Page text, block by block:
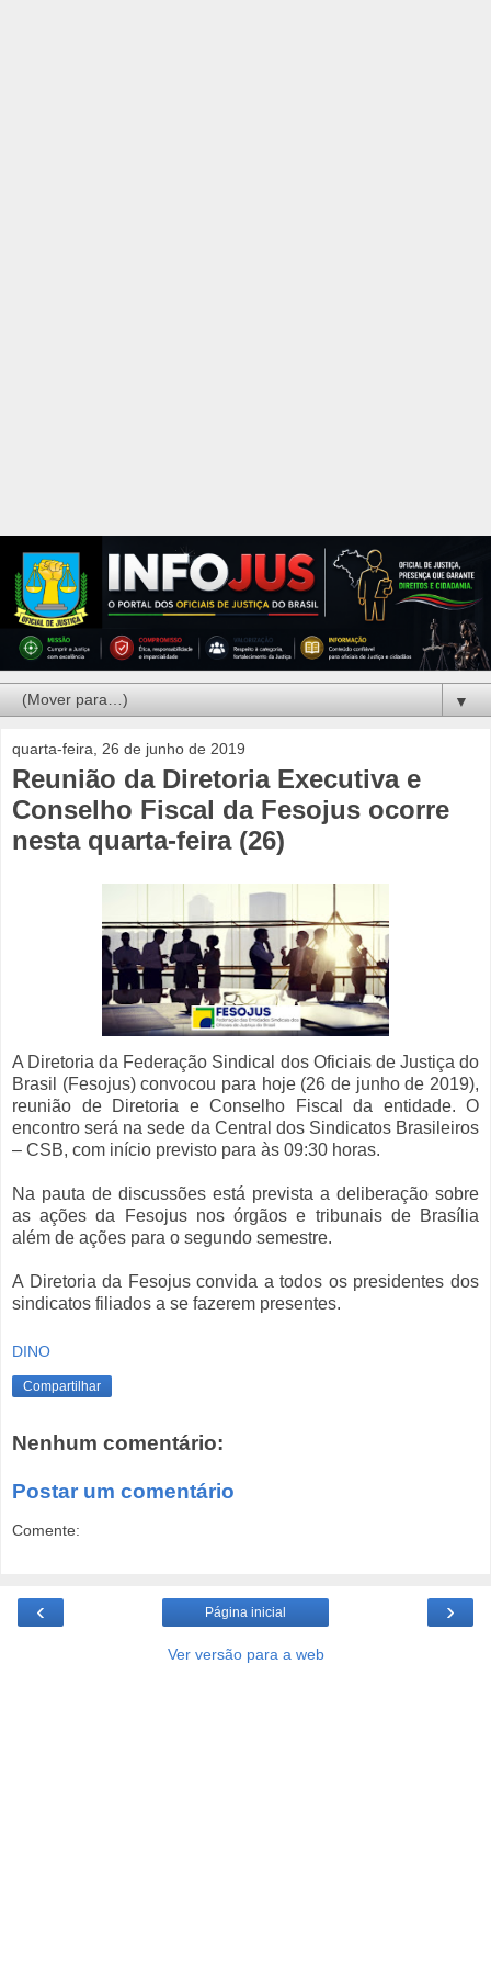
▼
quarta-feira, 26 de junho de 2019
Reunião da Diretoria Executiva e
Conselho Fiscal da Fesojus ocorre
nesta quarta-feira (26)
A Diretoria da Federação Sindical dos Oficiais de Justiça do
Brasil (Fesojus) convocou para hoje (26 de junho de 2019),
reunião de Diretoria e Conselho Fiscal da entidade. O
encontro será na sede da Central dos Sindicatos Brasileiros
– CSB, com início previsto para às 09:30 horas.
Na pauta de discussões está prevista a deliberação sobre
as ações da Fesojus nos órgãos e tribunais de Brasília
além de ações para o segundo semestre.
A Diretoria da Fesojus convida a todos os presidentes dos
sindicatos filiados a se fazerem presentes.
DINO
Compartilhar
Nenhum comentário:
Postar um comentário
Comente:
‹ ›
Página inicial
Ver versão para a web